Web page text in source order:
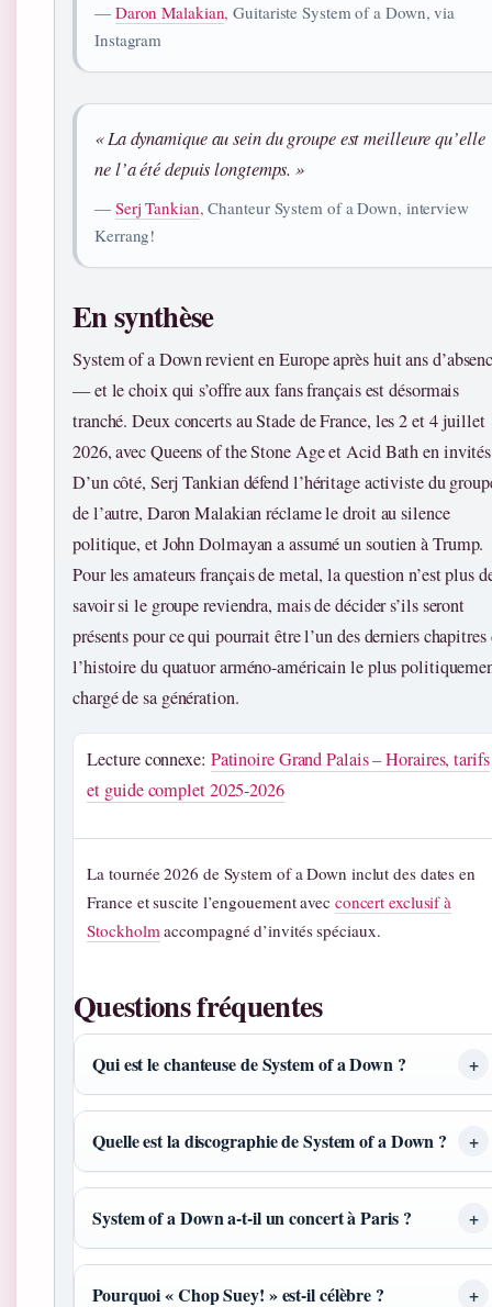
— Daron Malakian, Guitariste System of a Down, via
Instagram
« La dynamique au sein du groupe est meilleure qu’elle
ne l’a été depuis longtemps. »
— Serj Tankian, Chanteur System of a Down, interview
Kerrang!
En synthèse
System of a Down revient en Europe après huit ans
— et le choix qui s’offre aux fans français est désormais
tranché. Deux concerts au Stade de France, les 2 et 4 juillet
2026, avec Queens of the Stone Age et Acid Bath en
D’un côté, Serj Tankian défend l’héritage activiste du
de l’autre, Daron Malakian réclame le droit au silence
politique, et John Dolmayan a assumé un soutien à Trump.
Pour les amateurs français de metal, la question n’est plus
savoir si le groupe reviendra, mais de décider s’ils seront
présents pour ce qui pourrait être l’un des derniers chapitres
l’histoire du quatuor arméno-américain le plus
chargé de sa génération.
Lecture connexe: Patinoire Grand Palais – Horaires, tarifs
et guide complet 2025-2026
La tournée 2026 de System of a Down inclut des dates en
France et suscite l’engouement avec concert exclusif à
Stockholm accompagné d’invités spéciaux.
Questions fréquentes
Qui est le chanteuse de System of a Down ?
Quelle est la discographie de System of a Down ?
System of a Down a-t-il un concert à Paris ?
Pourquoi « Chop Suey! » est-il célèbre ?